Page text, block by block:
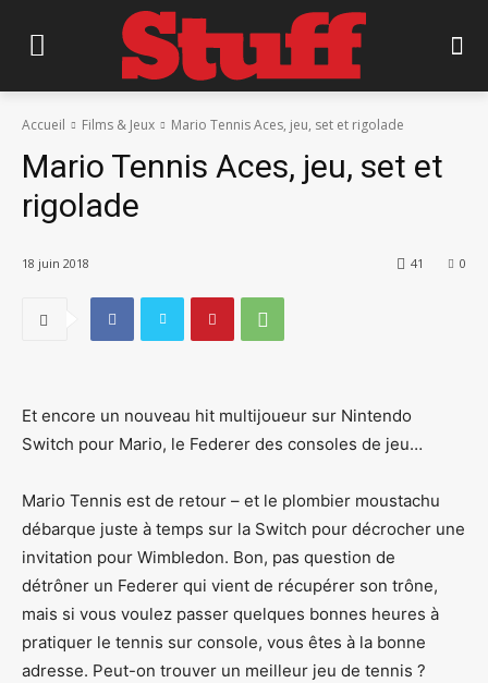
Accueil Films & Jeux Mario Tennis Aces, jeu, set et rigolade
Mario Tennis Aces, jeu, set et
rigolade
18 juin 2018 0
41
Et encore un nouveau hit multijoueur sur Nintendo
Switch pour Mario, le Federer des consoles de jeu…
Mario Tennis est de retour – et le plombier moustachu
débarque juste à temps sur la Switch pour décrocher une
invitation pour Wimbledon. Bon, pas question de
détrôner un Federer qui vient de récupérer son trône,
mais si vous voulez passer quelques bonnes heures à
pratiquer le tennis sur console, vous êtes à la bonne
adresse. Peut-on trouver un meilleur jeu de tennis ?